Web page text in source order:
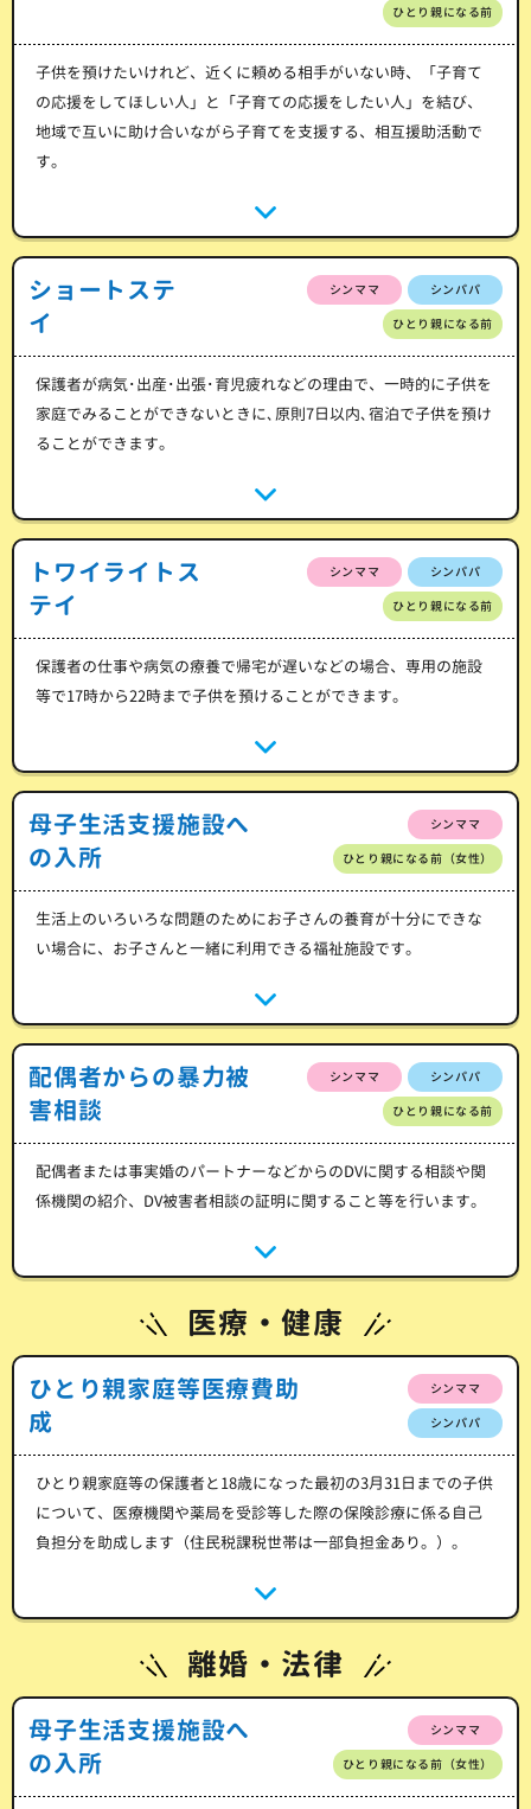
ひとり親になる前
子供を預けたいけれど、近くに頼める相手がいない時、「子育て
の応援をしてほしい人」と「子育ての応援をしたい人」を結び、
地域で互いに助け合いながら子育てを支援する、相互援助活動で
す。
ショートステ
イ
シンママ シンパパ
ひとり親になる前
保護者が病気･出産･出張･育児疲れなどの理由で、一時的に子供を
家庭でみることができないときに､原則7日以内､宿泊で子供を預け
ることができます。
トワイライトス
テイ
シンママ シンパパ
ひとり親になる前
保護者の仕事や病気の療養で帰宅が遅いなどの場合、専用の施設
等で17時から22時まで子供を預けることができます。
母子生活支援施設へ
の入所
シンママ
ひとり親になる前（女性）
生活上のいろいろな問題のためにお子さんの養育が十分にできな
い場合に、お子さんと一緒に利用できる福祉施設です。
配偶者からの暴力被
害相談
シンママ シンパパ
ひとり親になる前
配偶者または事実婚のパートナーなどからのDVに関する相談や関
係機関の紹介、DV被害者相談の証明に関すること等を行います。
医療・健康
ひとり親家庭等医療費助
成
シンママ
シンパパ
ひとり親家庭等の保護者と18歳になった最初の3月31日までの子供
について、医療機関や薬局を受診等した際の保険診療に係る自己
負担分を助成します（住民税課税世帯は一部負担金あり。）。
離婚・法律
母子生活支援施設へ
の入所
シンママ
ひとり親になる前（女性）